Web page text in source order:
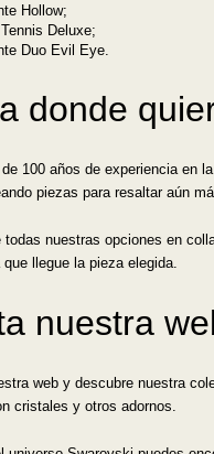
Hollow;
Deluxe;
Duo Evil Eye.
donde
100 años de experiencia en
piezas para resaltar aún
todas nuestras opciones en
llegue la pieza elegida.
nuestra
web y descubre nuestra
cristales y otros adornos.